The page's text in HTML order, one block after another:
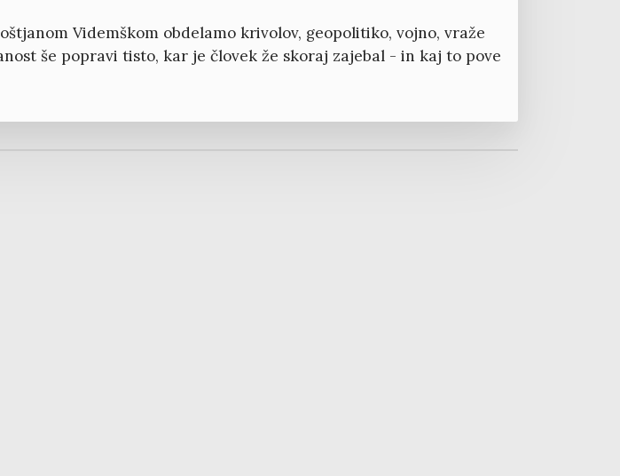
Videmškom obdelamo krivolov, geopolitiko, vojno, vraže
še popravi tisto, kar je človek že skoraj zajebal - in kaj to pove